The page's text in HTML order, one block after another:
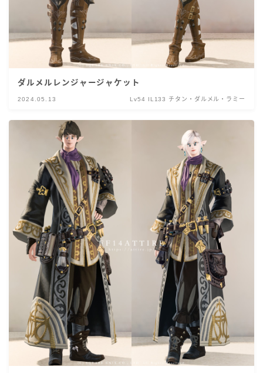
ダルメルレンジャージャケット
2024.05.13 Lv54 IL133 チタン・ダルメル・ラミー